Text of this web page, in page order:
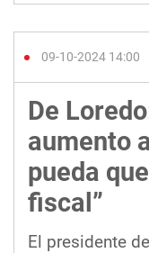
09-10-2024 14:00
De
aumento
pueda
fiscal”
El presidente